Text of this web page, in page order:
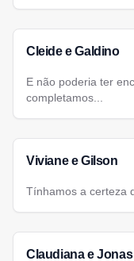
Cleide e Galdino
E não poderia ter
completamos...
Viviane e Gilson
Tínhamos a certeza
Claudiana e Jonas